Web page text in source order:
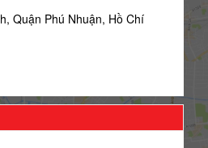
Quận Phú Nhuận, Hồ Chí